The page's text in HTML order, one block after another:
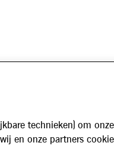
technieken) om
en onze partners